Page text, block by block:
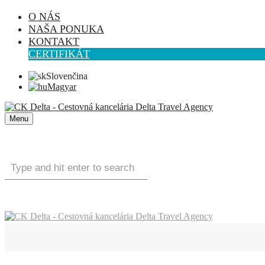
O NÁS
NAŠA PONUKA
KONTAKT
CERTIFIKÁT
Slovenčina
Magyar
Menu